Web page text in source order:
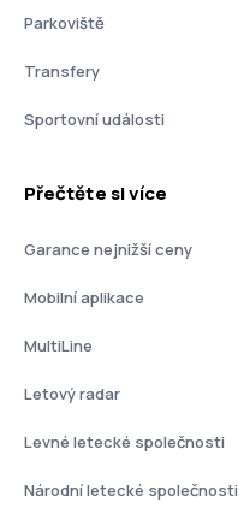
Parkoviště
Transfery
Sportovní události
Přečtěte si více
Garance nejnižší ceny
Mobilní aplikace
MultiLine
Letový radar
Levné letecké společnosti
Národní letecké společnosti